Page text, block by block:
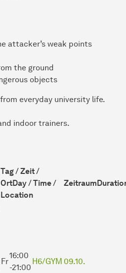
attacker’s weak points
the ground
objects
everyday university life.
indoor trainers.
Tag / Zeit /
OrtDay / Time /
Location
Zeitraum
Fr
16:00
-21:00
H6/GYM 09.10.